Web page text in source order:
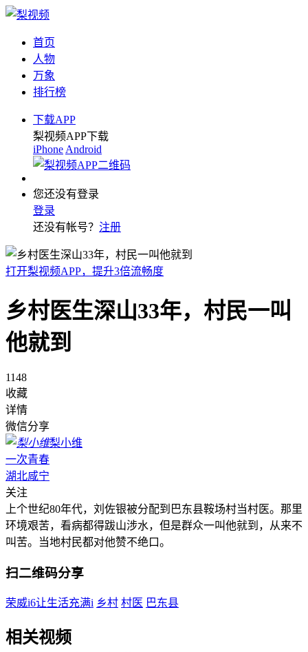
首页
人物
万象
排行榜
下载APP
梨视频APP下载
iPhone Android
您还没有登录
登录
还没有帐号？ 注册
打开梨视频APP，提升3倍流畅度
乡村医生深山33年，村民一叫
他就到
1148
收藏
详情
微信分享
梨小维
一次青春
湖北咸宁
关注
上个世纪80年代，刘佐银被分配到巴东县鞍场村当村医。那里
环境艰苦，看病都得跋山涉水，但是群众一叫他就到，从来不
叫苦。当地村民都对他赞不绝口。
扫二维码分享
荣威i6让生活充满i 乡村 村医 巴东县
相关视频